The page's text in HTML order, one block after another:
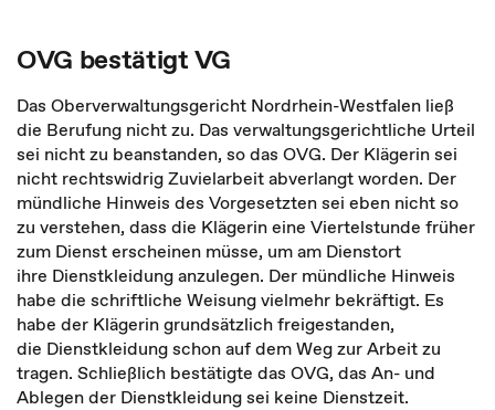
OVG bestätigt VG
Das Oberverwaltungsgericht Nordrhein-Westfalen ließ
die Berufung nicht zu. Das verwaltungsgerichtliche Urteil
sei nicht zu beanstanden, so das OVG. Der Klägerin sei
nicht rechtswidrig Zuvielarbeit abverlangt worden. Der
mündliche Hinweis des Vorgesetzten sei eben nicht so
zu verstehen, dass die Klägerin eine Viertelstunde früher
zum Dienst erscheinen müsse, um am Dienstort
ihre Dienstkleidung anzulegen. Der mündliche Hinweis
habe die schriftliche Weisung vielmehr bekräftigt. Es
habe der Klägerin grundsätzlich freigestanden,
die Dienstkleidung schon auf dem Weg zur Arbeit zu
tragen. Schließlich bestätigte das OVG, das An- und
Ablegen der Dienstkleidung sei keine Dienstzeit.